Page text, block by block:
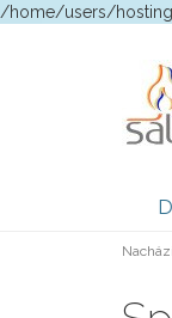
/home/users/